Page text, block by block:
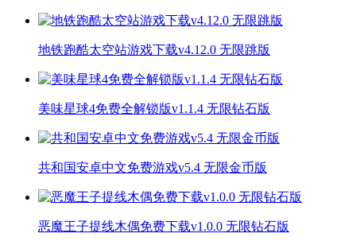
地铁跑酷太空站游戏下载v4.12.0 无限跳版
美味星球4免费全解锁版v1.1.4 无限钻石版
共和国安卓中文免费游戏v5.4 无限金币版
恶魔王子提线木偶免费下载v1.0.0 无限钻石版